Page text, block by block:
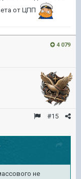
от ЦПП
4 079
#15
не